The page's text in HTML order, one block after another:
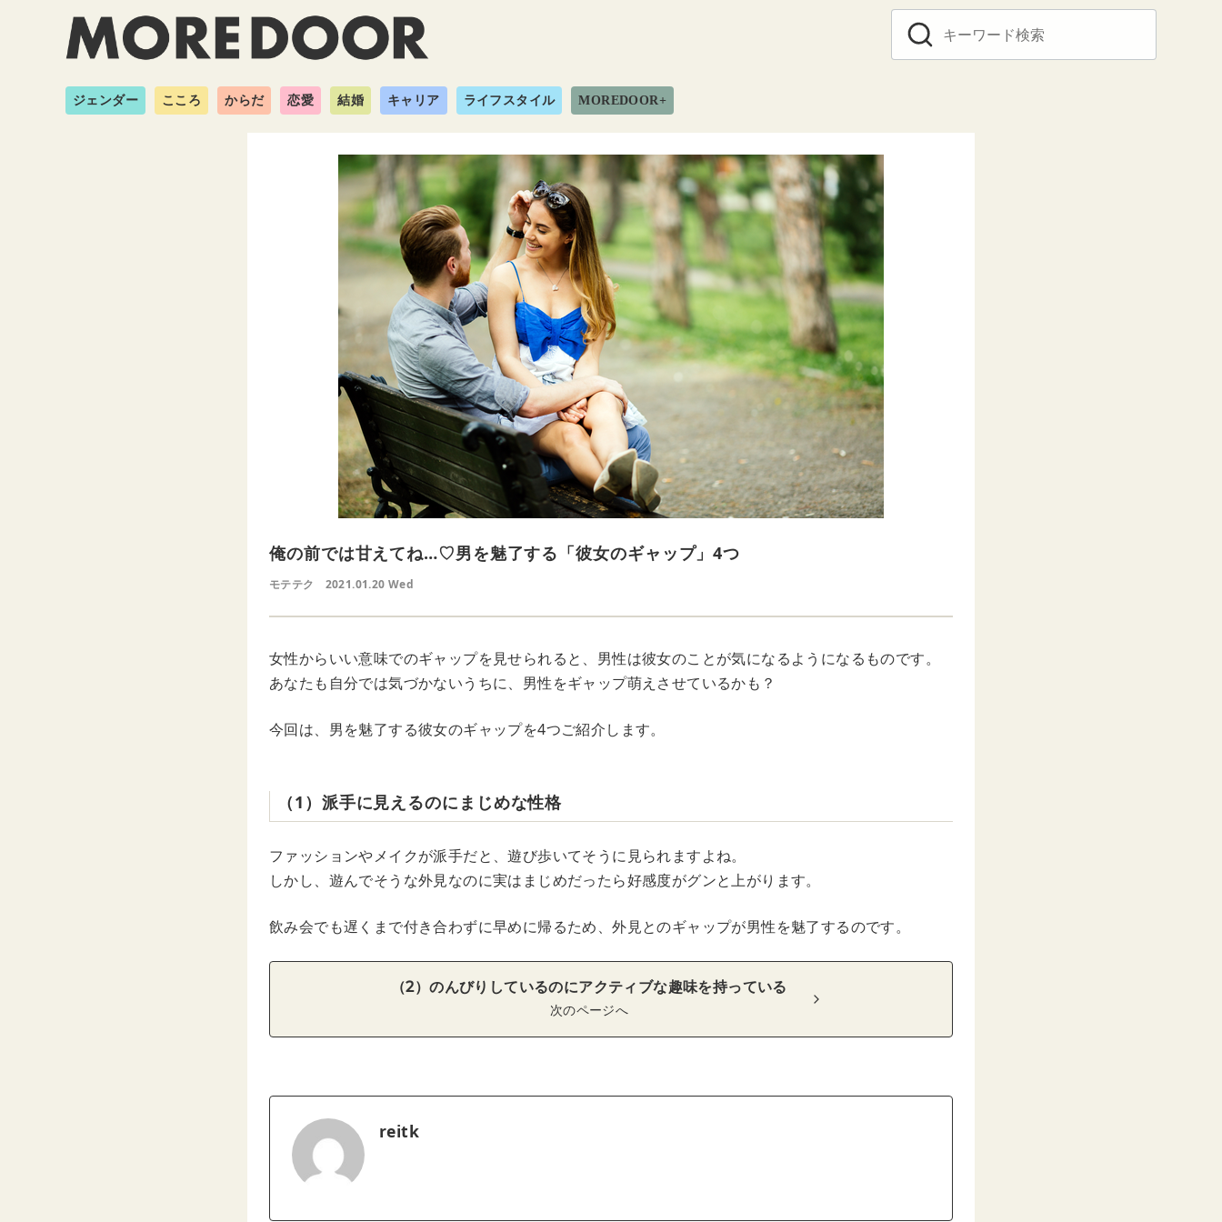
ジェンダー こころ からだ 恋愛 結婚 キャリア ライフスタイル MOREDOOR+
俺の前では甘えてね…♡男を魅了する「彼女のギャップ」4つ
モテテク 2021.01.20 Wed
女性からいい意味でのギャップを見せられると、男性は彼女のことが気になるようになるものです。
あなたも自分では気づかないうちに、男性をギャップ萌えさせているかも？
今回は、男を魅了する彼女のギャップを4つご紹介します。
（1）派手に見えるのにまじめな性格
ファッションやメイクが派手だと、遊び歩いてそうに見られますよね。
しかし、遊んでそうな外見なのに実はまじめだったら好感度がグンと上がります。
飲み会でも遅くまで付き合わずに早めに帰るため、外見とのギャップが男性を魅了するのです。
（2）のんびりしているのにアクティブな趣味を持っている
次のページへ
reitk